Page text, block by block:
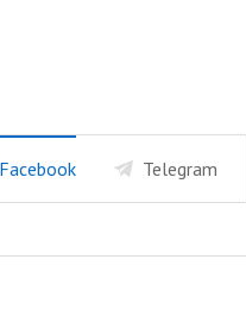
Facebook Telegram